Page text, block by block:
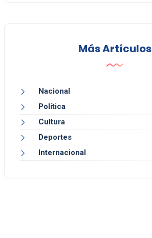
Más Artículos
Nacional
Política
Cultura
Deportes
Internacional